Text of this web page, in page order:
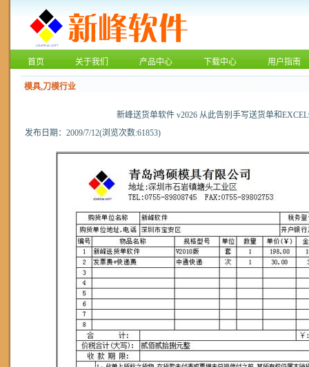
首页 关于我们 产品中心 下载中心 用户指南
模具,刀模行业
新峰送货单软件 v2026 从此告别手写送货单和
发布日期：2009/7/12(浏览次数:61853)